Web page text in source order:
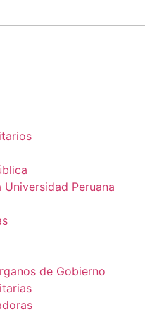
Peruana
de Gobierno